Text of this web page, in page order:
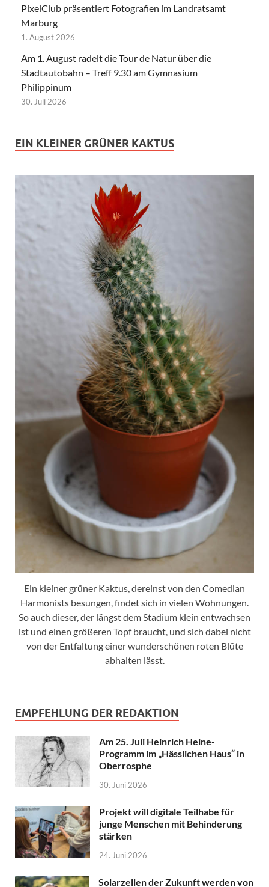
PixelClub präsentiert Fotografien im Landratsamt
Marburg
1. August 2026
Am 1. August radelt die Tour de Natur über die
Stadtautobahn – Treff 9.30 am Gymnasium
Philippinum
30. Juli 2026
EIN KLEINER GRÜNER KAKTUS
Ein kleiner grüner Kaktus, dereinst von den Comedian
Harmonists besungen, findet sich in vielen Wohnungen.
So auch dieser, der längst dem Stadium klein entwachsen
ist und einen größeren Topf braucht, und sich dabei nicht
von der Entfaltung einer wunderschönen roten Blüte
abhalten lässt.
EMPFEHLUNG DER REDAKTION
Am 25. Juli Heinrich Heine-
Programm im „Hässlichen Haus“ in
Oberrosphe
30. Juni 2026
Projekt will digitale Teilhabe für
junge Menschen mit Behinderung
stärken
24. Juni 2026
Solarzellen der Zukunft werden von